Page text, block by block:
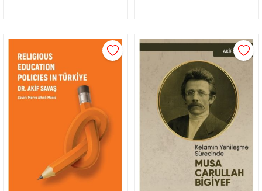
Sepete Ekle Sepete Ekle